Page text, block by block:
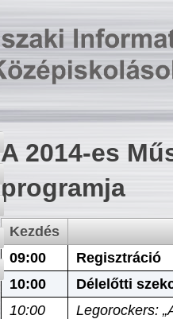
A 2014-es
programja
Kezdés
09:00
Regisztráció
10:00
Délelőtti
10:00
Legorockers: